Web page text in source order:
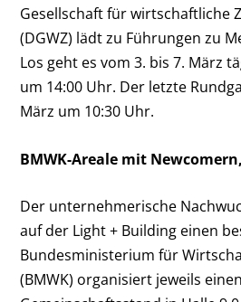
Gesellschaft für wirtschaftliche
(DGWZ) lädt zu Führungen zu
Los geht es vom 3. bis 7. März
um 14:00 Uhr. Der letzte
März um 10:30 Uhr.
BMWK-Areale mit
Der unternehmerische
auf der Light + Building einen
Bundesministerium für
(BMWK) organisiert jeweils einen